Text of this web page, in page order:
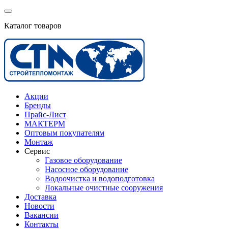
Каталог товаров
Акции
Бренды
Прайс-Лист
МАКТЕРМ
Оптовым покупателям
Монтаж
Сервис
Газовое оборудование
Насосное оборудование
Водоочистка и водоподготовка
Локальные очистные сооружения
Доставка
Новости
Вакансии
Контакты